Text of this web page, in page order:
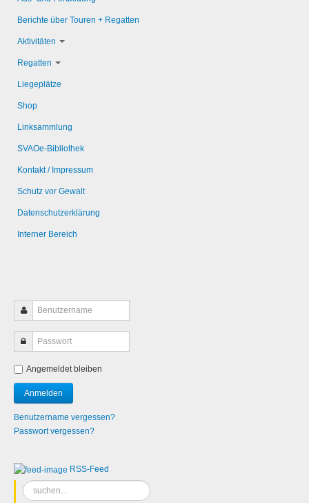
Berichte über Touren + Regatten
Aktivitäten
Regatten
Liegeplätze
Shop
Linksammlung
SVAOe-Bibliothek
Kontakt / Impressum
Schutz vor Gewalt
Datenschutzerklärung
Interner Bereich
Angemeldet bleiben
Benutzername vergessen?
Passwort vergessen?
RSS-Feed
Suchen
...